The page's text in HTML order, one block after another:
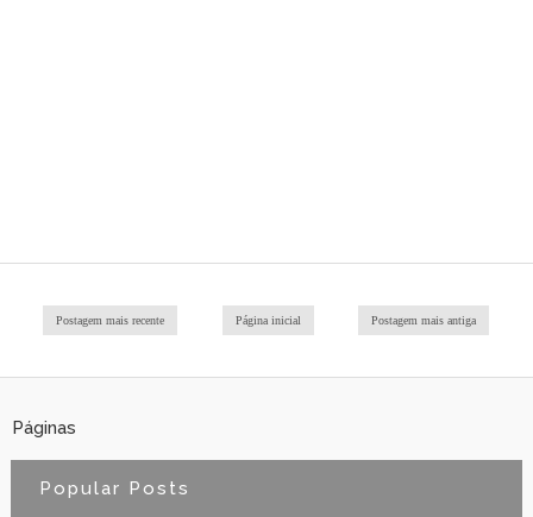
Postagem mais recente Postagem mais antiga
Página inicial
Páginas
Popular Posts